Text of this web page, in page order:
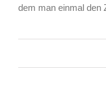
dem man einmal den